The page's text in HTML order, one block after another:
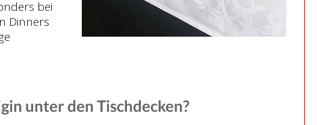
bei
Dinners
unter den Tischdecken?